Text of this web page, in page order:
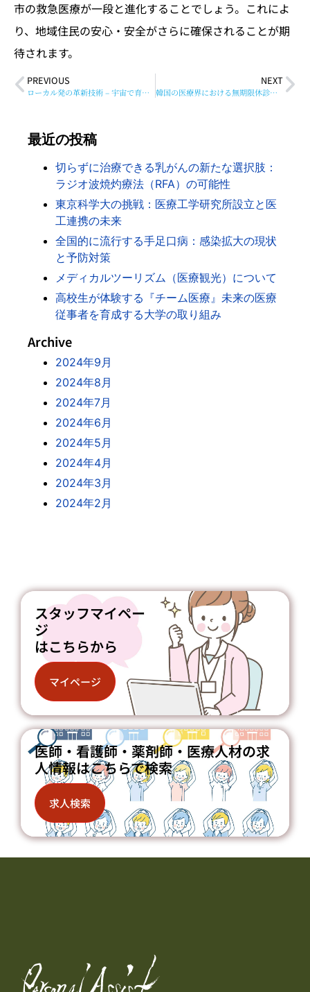
市の救急医療が一段と進化することでしょう。これによ
り、地域住民の安心・安全がさらに確保されることが期
待されます。
PREVIOUS
ローカル発の革新技術 – 宇宙で育まれる医療と食の未来
NEXT
韓国の医療界における無期限休診の波紋
最近の投稿
切らずに治療できる乳がんの新たな選択肢：
ラジオ波焼灼療法（RFA）の可能性
東京科学大の挑戦：医療工学研究所設立と医
工連携の未来
全国的に流行する手足口病：感染拡大の現状
と予防対策
メディカルツーリズム（医療観光）について
高校生が体験する『チーム医療』未来の医療
従事者を育成する大学の取り組み
Archive
2024年9月
2024年8月
2024年7月
2024年6月
2024年5月
2024年4月
2024年3月
2024年2月
スタッフマイペー
ジ
はこちらから
マイページ
医師・看護師・薬剤師・医療人材の求
人情報はこちらで検索
求人検索